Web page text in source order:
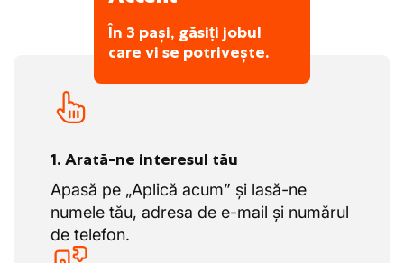
În 3 pași, găsiți jobul
care vi se potrivește.
1. Arată-ne interesul tău
Apasă pe „Aplică acum” și lasă-ne
numele tău, adresa de e-mail și numărul
de telefon.